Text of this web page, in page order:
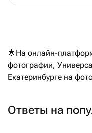
🌟На онлайн-
фотографии,
Екатеринбурге на
Ответы на